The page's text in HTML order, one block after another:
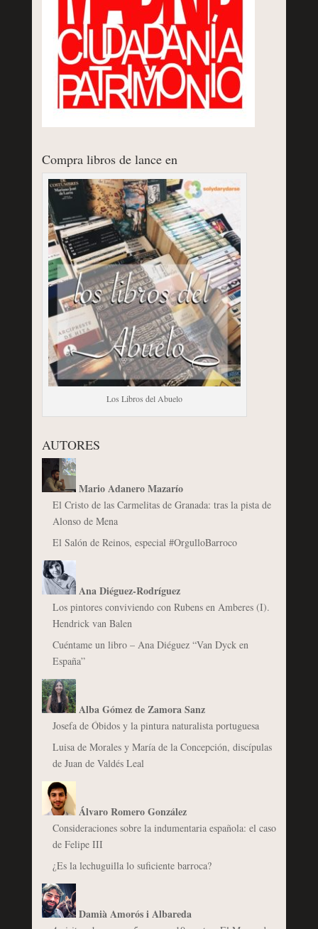
Compra libros de lance en
Los Libros del Abuelo
AUTORES
Mario Adanero Mazarío
El Cristo de las Carmelitas de Granada: tras la pista de
Alonso de Mena
El Salón de Reinos, especial #OrgulloBarroco
Ana Diéguez-Rodríguez
Los pintores conviviendo con Rubens en Amberes (I).
Hendrick van Balen
Cuéntame un libro – Ana Diéguez “Van Dyck en
España”
Alba Gómez de Zamora Sanz
Josefa de Óbidos y la pintura naturalista portuguesa
Luisa de Morales y María de la Concepción, discípulas
de Juan de Valdés Leal
Álvaro Romero González
Consideraciones sobre la indumentaria española: el caso
de Felipe III
¿Es la lechuguilla lo suficiente barroca?
Damià Amorós i Albareda